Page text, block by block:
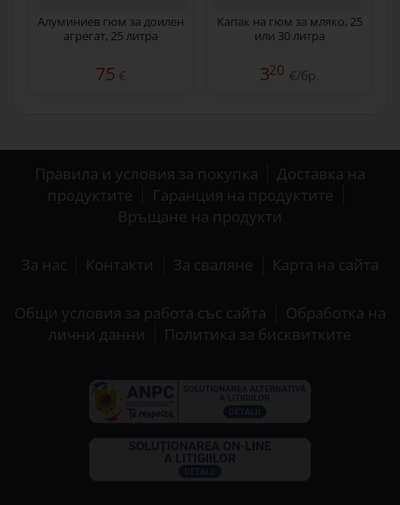
Алуминиев гюм за доилен
агрегат, 25 литра
75 €
Капак на гюм за мляко, 25
или 30 литра
320 €/бр.
Правила и условия за покупка
Доставка на
продуктите
Гаранция на продуктите
Връщане на продукти
За нас Контакти За сваляне Карта на сайта
Общи условия за работа със сайта
Обработка на
лични данни
Политика за бисквитките